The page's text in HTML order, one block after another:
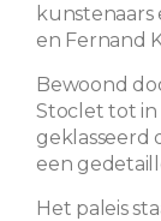
en Fernand
Bewoond
Stoclet tot in
geklasseerd
een
Het paleis